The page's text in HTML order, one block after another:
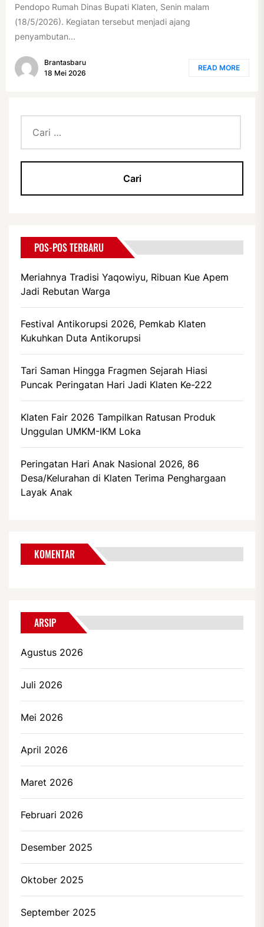
Pendopo Rumah Dinas Bupati Klaten, Senin malam
(18/5/2026). Kegiatan tersebut menjadi ajang
penyambutan...
Brantasbaru
18 Mei 2026
READ MORE
untuk:
POS-POS TERBARU
Meriahnya Tradisi Yaqowiyu, Ribuan Kue Apem
Jadi Rebutan Warga
Festival Antikorupsi 2026, Pemkab Klaten
Kukuhkan Duta Antikorupsi
Tari Saman Hingga Fragmen Sejarah Hiasi
Puncak Peringatan Hari Jadi Klaten Ke-222
Klaten Fair 2026 Tampilkan Ratusan Produk
Unggulan UMKM-IKM Loka
Peringatan Hari Anak Nasional 2026, 86
Desa/Kelurahan di Klaten Terima Penghargaan
Layak Anak
KOMENTAR
ARSIP
Agustus 2026
Juli 2026
Mei 2026
April 2026
Maret 2026
Februari 2026
Desember 2025
Oktober 2025
September 2025